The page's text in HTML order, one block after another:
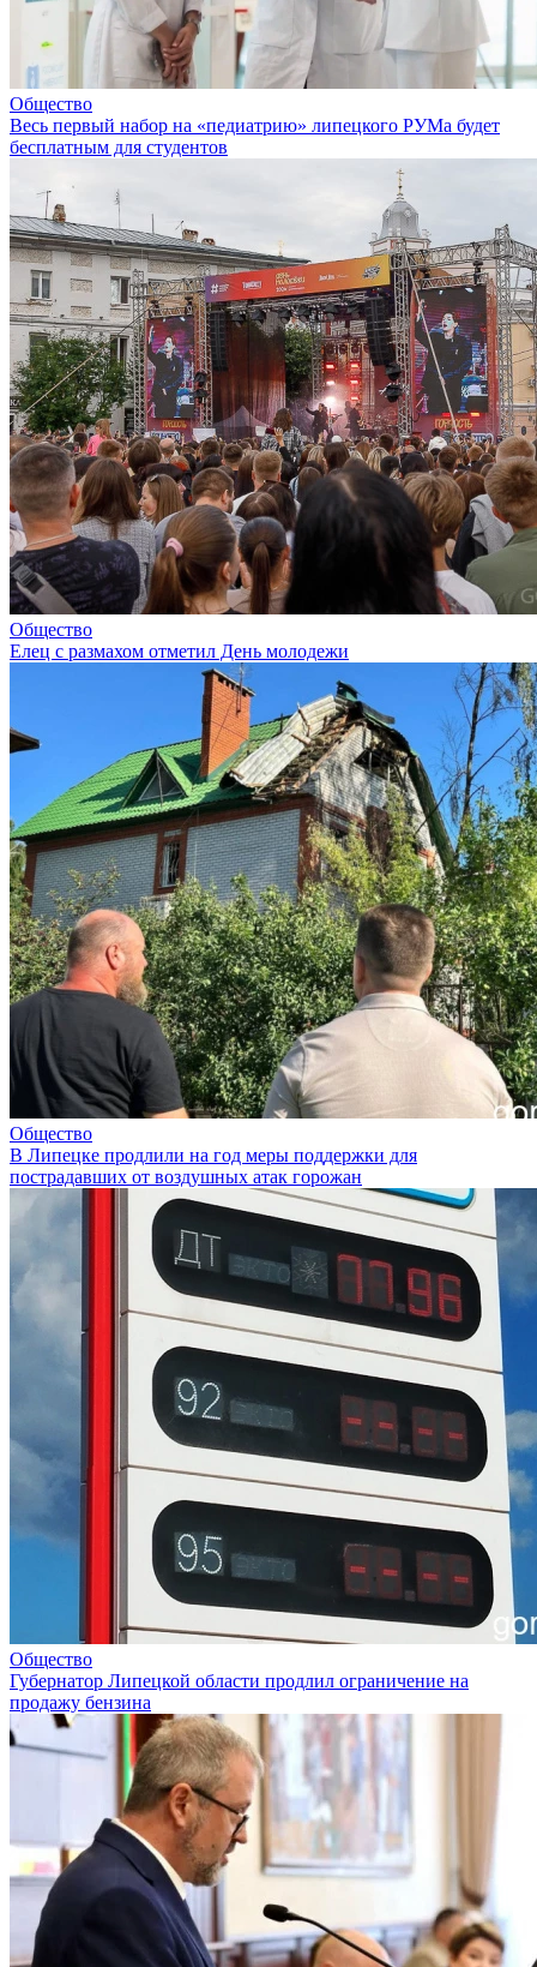
Общество
Весь первый набор на «педиатрию» липецкого РУМа будет
бесплатным для студентов
Общество
Елец с размахом отметил День молодежи
Общество
В Липецке продлили на год меры поддержки для
пострадавших от воздушных атак горожан
Общество
Губернатор Липецкой области продлил ограничение на
продажу бензина